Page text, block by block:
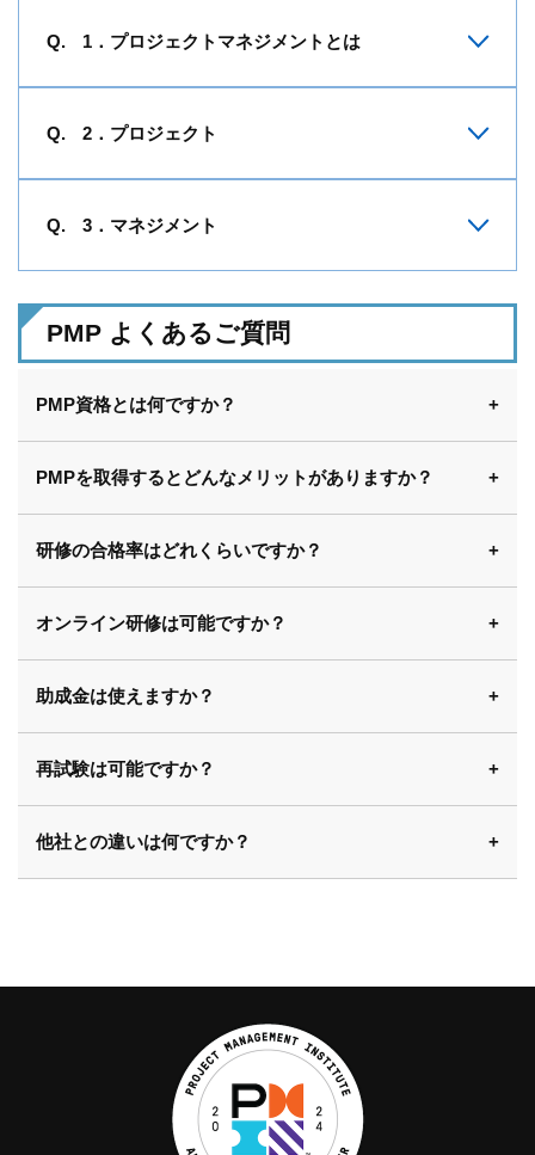
1．プロジェクトマネジメントとは
2．プロジェクト
3．マネジメント
PMP よくあるご質問
PMP資格とは何ですか？
PMPを取得するとどんなメリットがありますか？
研修の合格率はどれくらいですか？
オンライン研修は可能ですか？
助成金は使えますか？
再試験は可能ですか？
他社との違いは何ですか？